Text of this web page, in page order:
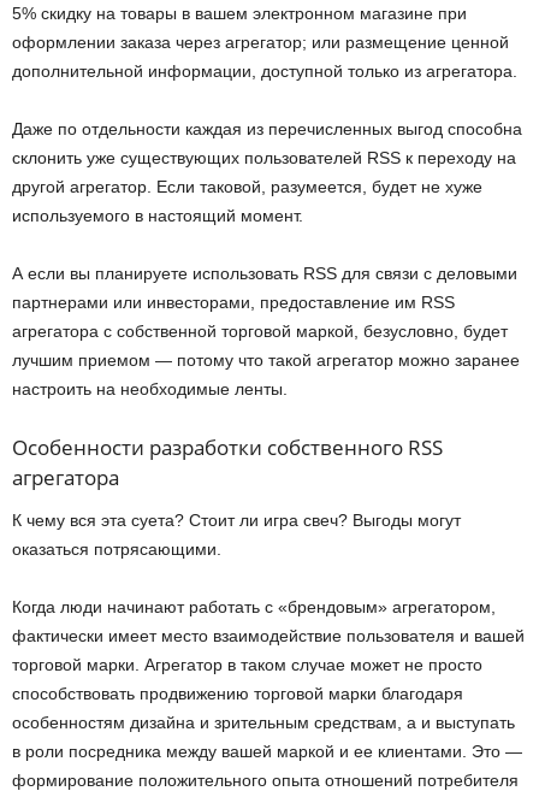
5% скидку на товары в вашем электронном магазине при
оформлении заказа через агрегатор; или размещение ценной
дополнительной информации, доступной только из агрегатора.
Даже по отдельности каждая из перечисленных выгод способна
склонить уже существующих пользователей RSS к переходу на
другой агрегатор. Если таковой, разумеется, будет не хуже
используемого в настоящий момент.
А если вы планируете использовать RSS для связи с деловыми
партнерами или инвесторами, предоставление им RSS
агрегатора с собственной торговой маркой, безусловно, будет
лучшим приемом — потому что такой агрегатор можно заранее
настроить на необходимые ленты.
Особенности разработки собственного RSS
агрегатора
К чему вся эта суета? Стоит ли игра свеч? Выгоды могут
оказаться потрясающими.
Когда люди начинают работать с «брендовым» агрегатором,
фактически имеет место взаимодействие пользователя и вашей
торговой марки. Агрегатор в таком случае может не просто
способствовать продвижению торговой марки благодаря
особенностям дизайна и зрительным средствам, а и выступать
в роли посредника между вашей маркой и ее клиентами. Это —
формирование положительного опыта отношений потребителя